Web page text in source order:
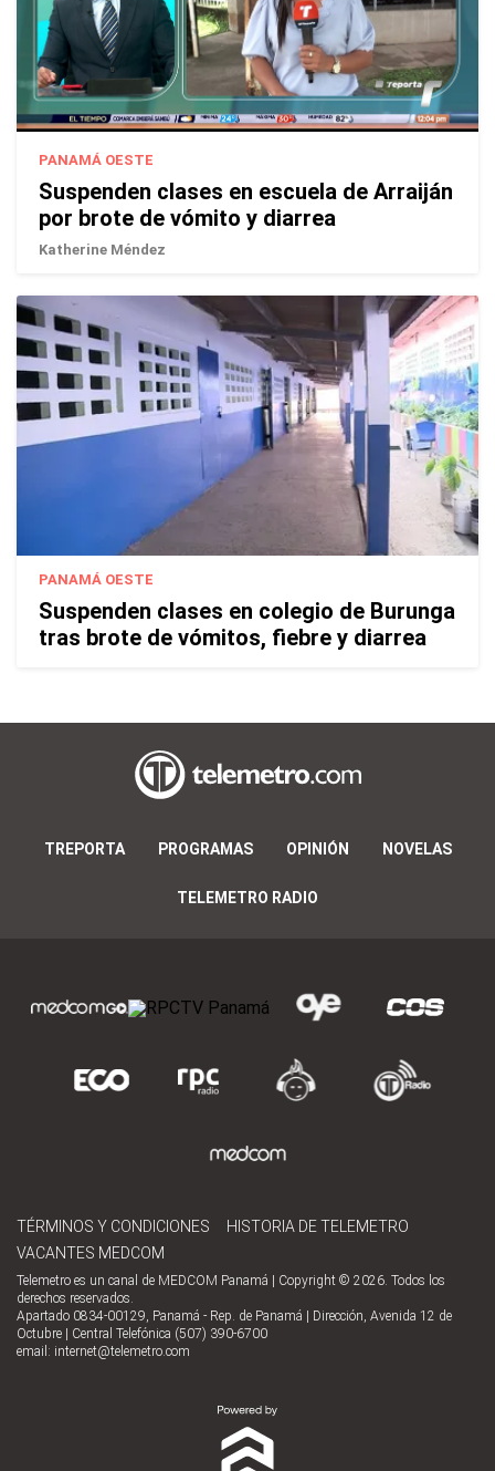
PANAMÁ OESTE
Suspenden clases en escuela de Arraiján
por brote de vómito y diarrea
Katherine Méndez
PANAMÁ OESTE
Suspenden clases en colegio de Burunga
tras brote de vómitos, fiebre y diarrea
TREPORTA PROGRAMAS OPINIÓN NOVELAS
TELEMETRO RADIO
TÉRMINOS Y CONDICIONES
HISTORIA DE TELEMETRO
VACANTES MEDCOM
Telemetro es un canal de MEDCOM Panamá | Copyright © 2026. Todos los
derechos reservados.
Apartado 0834-00129, Panamá - Rep. de Panamá | Dirección, Avenida 12 de
Octubre | Central Telefónica (507) 390-6700
email: internet@telemetro.com